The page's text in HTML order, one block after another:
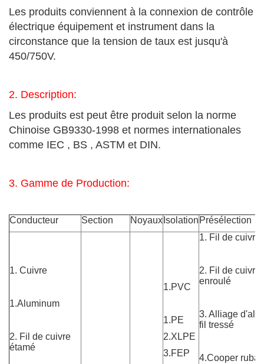
Les produits conviennent à la connexion de contrôle
électrique équipement et instrument dans la
circonstance que la tension de taux est jusqu'à
450/750V.
2. Description:
Les produits est peut être produit selon la norme
Chinoise GB9330-1998 et normes internationales
comme IEC , BS , ASTM et DIN.
3. Gamme de Production:
Conducteur Section Noyaux Isolation Présélection
1. Cuivre
1.Aluminum
2. Fil de cuivre
étamé
1.PVC
1.PE
2.XLPE
3.FEP
1. Fil de cuivre
2. Fil de cuivre
enroulé
3. Alliage
fil tressé
4.Cooper ruban